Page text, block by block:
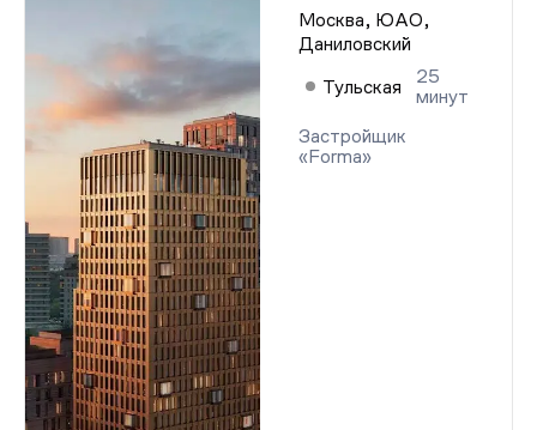
Москва, ЮАО,
Даниловский
Тульская
25
минут
Застройщик
«Forma»